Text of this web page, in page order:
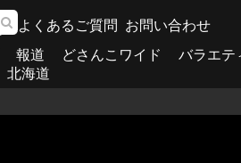
よくあるご質問 お問い合わせ
報道 どさんこワイド バラエテ
北海道